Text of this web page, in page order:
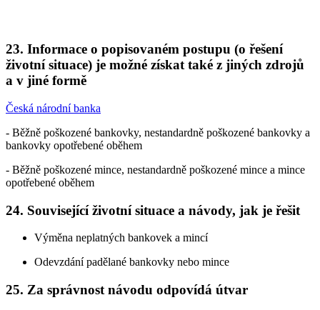
23. Informace o popisovaném postupu (o řešení
životní situace) je možné získat také z jiných zdrojů
a v jiné formě
Česká národní banka
- Běžně poškozené bankovky, nestandardně poškozené bankovky a
bankovky opotřebené oběhem
- Běžně poškozené mince, nestandardně poškozené mince a mince
opotřebené oběhem
24. Související životní situace a návody, jak je řešit
Výměna neplatných bankovek a mincí
Odevzdání padělané bankovky nebo mince
25. Za správnost návodu odpovídá útvar